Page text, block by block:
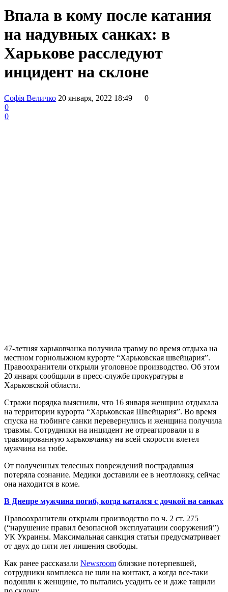
Впала в кому после катания
на надувных санках: в
Харькове расследуют
инцидент на склоне
Софія Величко 20 января, 2022 18:49
0
0
0
47-летняя харьковчанка получила травму во время отдыха на
местном горнолыжном курорте “Харьковская швейцария”.
Правоохранители открыли уголовное производство. Об этом
20 января сообщили в пресс-службе прокуратуры в
Харьковской области.
Стражи порядка выяснили, что 16 января женщина отдыхала
на территории курорта “Харьковская Швейцария”. Во время
спуска на тюбинге санки перевернулись и женщина получила
травмы. Сотрудники на инцидент не отреагировали и в
травмированную харьковчанку на всей скорости влетел
мужчина на тюбе.
От полученных телесных повреждений пострадавшая
потеряла сознание. Медики доставили ее в неотложку, сейчас
она находится в коме.
В Днепре мужчина погиб, когда катался с дочкой на санках
Правоохранители открыли производство по ч. 2 ст. 275
(“нарушение правил безопасной эксплуатации сооружений”)
УК Украины. Максимальная санкция статьи предусматривает
от двух до пяти лет лишения свободы.
Как ранее рассказали Newsroom близкие потерпевшей,
сотрудники комплекса не шли на контакт, а когда все-таки
подошли к женщине, то пытались усадить ее и даже тащили